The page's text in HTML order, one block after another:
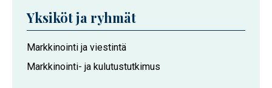
Yksiköt ja ryhmät
Hankkeeseen
osallistuvat
Markkinointi ja viestintä
Markkinointi- ja kulutustutkimus